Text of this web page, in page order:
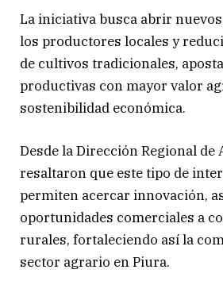
La iniciativa busca abrir
los productores locales y
de cultivos tradicionales,
productivas con mayor valor
sostenibilidad económica.
Desde la Dirección Regional
resaltaron que este tipo de
permiten acercar innovación,
oportunidades comerciales a
rurales, fortaleciendo así la
sector agrario en Piura.